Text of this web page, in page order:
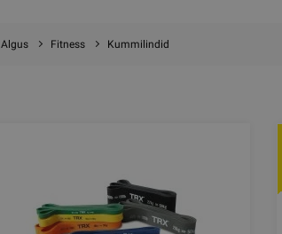
Algus Fitness Kummilindid